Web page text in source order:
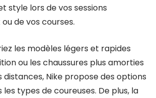
style lors de vos sessions
de vos courses.
les modèles légers et rapides
ou les chaussures plus amorties
distances, Nike propose des options
types de coureuses. De plus, la